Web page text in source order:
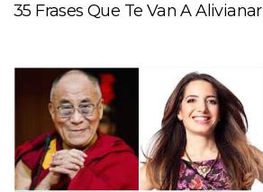
35 Frases Que Te Van A Alivianar